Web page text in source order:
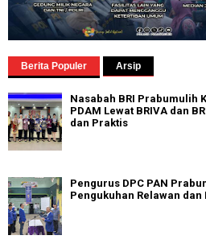
Berita Populer Arsip
Nasabah BRI Prabumulih
PDAM Lewat BRIVA dan
dan Praktis
Pengurus DPC PAN
Pengukuhan Relawan dan